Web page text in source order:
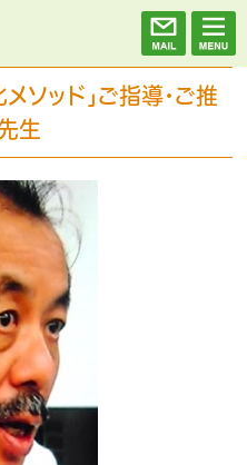
ソッド」ご指導・ご推
生